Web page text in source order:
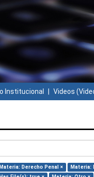
Institucional Videos
Derecho Penal × Materia: